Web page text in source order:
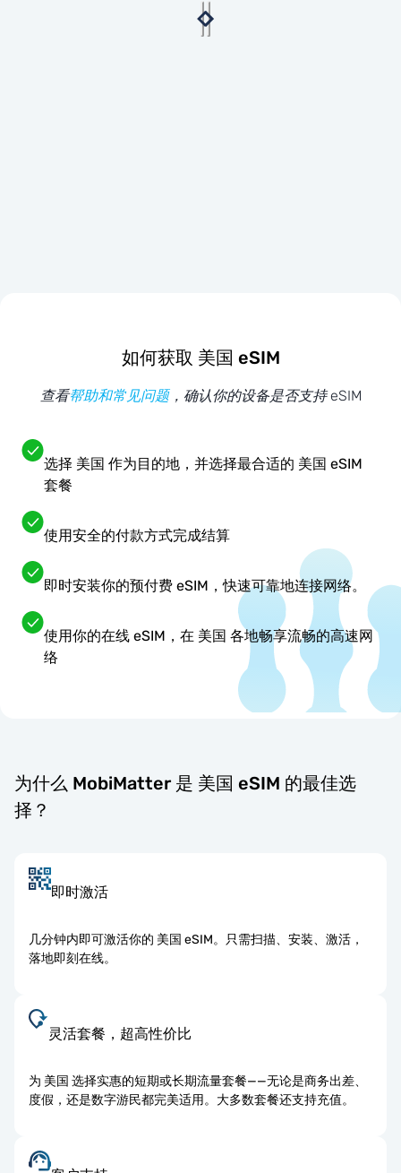
如何获取 美国 eSIM
查看帮助和常见问题，确认你的设备是否支持 eSIM
选择 美国 作为目的地，并选择最合适的 美国 eSIM
套餐
使用安全的付款方式完成结算
即时安装你的预付费 eSIM，快速可靠地连接网络。
使用你的在线 eSIM，在 美国 各地畅享流畅的高速网
络
为什么 MobiMatter 是 美国 eSIM 的最佳选
择？
即时激活
几分钟内即可激活你的 美国 eSIM。只需扫描、安装、激活，
落地即刻在线。
灵活套餐，超高性价比
为 美国 选择实惠的短期或长期流量套餐——无论是商务出差、
度假，还是数字游民都完美适用。大多数套餐还支持充值。